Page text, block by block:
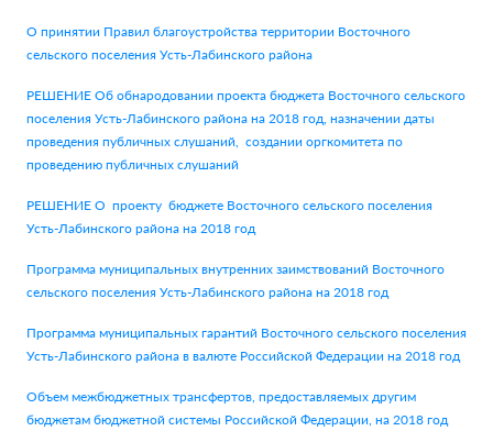
О принятии Правил благоустройства территории Восточного
сельского поселения Усть-Лабинского района
РЕШЕНИЕ Об обнародовании проекта бюджета Восточного сельского
поселения Усть-Лабинского района на 2018 год, назначении даты
проведения публичных слушаний, создании оргкомитета по
проведению публичных слушаний
РЕШЕНИЕ О проекту бюджете Восточного сельского поселения
Усть-Лабинского района на 2018 год
Программа муниципальных внутренних заимствований Восточного
сельского поселения Усть-Лабинского района на 2018 год
Программа муниципальных гарантий Восточного сельского поселения
Усть-Лабинского района в валюте Российской Федерации на 2018 год
Объем межбюджетных трансфертов, предоставляемых другим
бюджетам бюджетной системы Российской Федерации, на 2018 год